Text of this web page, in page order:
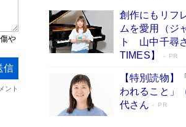
Book Bang
「不意に涙が出そうに…」高
た“13歳の娘を暴行する役”へ
シーコーディネーターに支え
創作にもリフ
ムを愛用（ジ
ト 山中千尋
TIMES】
PR
【特別読物】
われること
代さん
PR